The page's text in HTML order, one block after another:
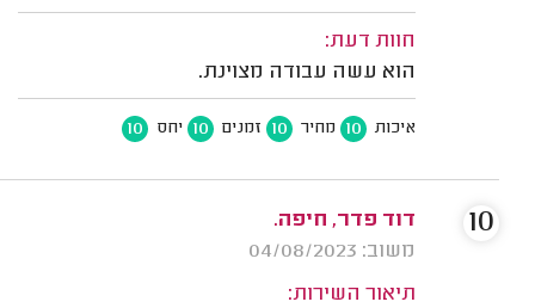
חוות דעת:
הוא עשה עבודה מצוינת.
איכות 10 מחיר 10 זמנים 10 יחס 10
דוד פדר, חיפה.
משוב: 04/08/2023
תיאור השירות:
10